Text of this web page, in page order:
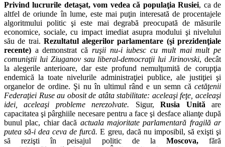
Privind lucrurile detaşat, vom vedea că populaţia Rusiei, ca de
altfel de oriunde în lume, este mai puţin interesată de procentajele
algoritmului politic şi este mai degrabă preocupată de măsurile
economice, sociale, cu impact imediat asupra modului şi nivelului
său de trai. Rezultatul alegerilor parlamentare (şi prezidenţiale
recente) a demonstrat că ruşii nu-i iubesc cu mult mai mult pe
comuniştii lui Ziuganov sau liberal-democraţii lui Jirinovski, decât
la alegerile anterioare, dar este profund nemulţumită de corupţia
endemică la toate nivelurile administraţiei publice, ale justiţiei şi
organelor de ordine. Şi nu în ultimul rând e un semn că cetăţenii
Federaţiei Ruse au obosit de atâta stabilitate: aceleaşi feţe, aceleaşi
idei, aceleaşi probleme nerezolvate. Sigur,Rusia Unită are
capacitatea şi pârghiile necesare pentru a face şi desface alianţe după
bunul plac, chiar dacă actuala majoritate parlamentară fragilă ar
putea să-i dea ceva de furcă. E greu, dacă nu imposibil, să exişti şi
să rezişti în peisajul politic de la Moscova,fără